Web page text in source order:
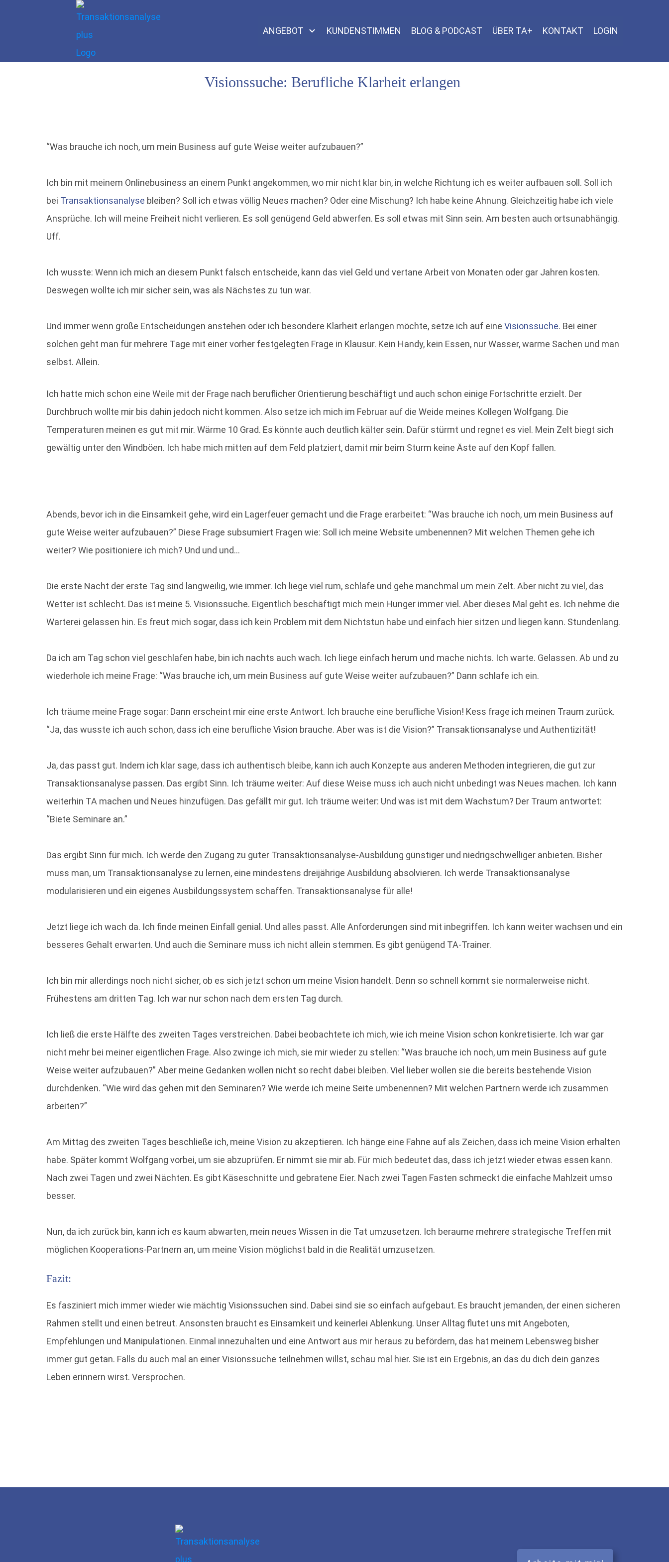
ANGEBOT KUNDENSTIMMEN BLOG & PODCAST ÜBER TA+ KONTAKT LOGIN
Visionssuche: Berufliche Klarheit erlangen
“Was brauche ich noch, um mein Business auf gute Weise weiter aufzubauen?”
Ich bin mit meinem Onlinebusiness an einem Punkt angekommen, wo mir nicht klar bin, in welche Richtung ich es weiter aufbauen soll. Soll ich
bei Transaktionsanalyse bleiben? Soll ich etwas völlig Neues machen? Oder eine Mischung? Ich habe keine Ahnung. Gleichzeitig habe ich viele
Ansprüche. Ich will meine Freiheit nicht verlieren. Es soll genügend Geld abwerfen. Es soll etwas mit Sinn sein. Am besten auch ortsunabhängig.
Uff.
Ich wusste: Wenn ich mich an diesem Punkt falsch entscheide, kann das viel Geld und vertane Arbeit von Monaten oder gar Jahren kosten.
Deswegen wollte ich mir sicher sein, was als Nächstes zu tun war.
Und immer wenn große Entscheidungen anstehen oder ich besondere Klarheit erlangen möchte, setze ich auf eine Visionssuche. Bei einer
solchen geht man für mehrere Tage mit einer vorher festgelegten Frage in Klausur. Kein Handy, kein Essen, nur Wasser, warme Sachen und man
selbst. Allein.
Ich hatte mich schon eine Weile mit der Frage nach beruflicher Orientierung beschäftigt und auch schon einige Fortschritte erzielt. Der
Durchbruch wollte mir bis dahin jedoch nicht kommen. Also setze ich mich im Februar auf die Weide meines Kollegen Wolfgang. Die
Temperaturen meinen es gut mit mir. Wärme 10 Grad. Es könnte auch deutlich kälter sein. Dafür stürmt und regnet es viel. Mein Zelt biegt sich
gewältig unter den Windböen. Ich habe mich mitten auf dem Feld platziert, damit mir beim Sturm keine Äste auf den Kopf fallen.
Abends, bevor ich in die Einsamkeit gehe, wird ein Lagerfeuer gemacht und die Frage erarbeitet: “Was brauche ich noch, um mein Business auf
gute Weise weiter aufzubauen?” Diese Frage subsumiert Fragen wie: Soll ich meine Website umbenennen? Mit welchen Themen gehe ich
weiter? Wie positioniere ich mich? Und und und…
Die erste Nacht der erste Tag sind langweilig, wie immer. Ich liege viel rum, schlafe und gehe manchmal um mein Zelt. Aber nicht zu viel, das
Wetter ist schlecht. Das ist meine 5. Visionssuche. Eigentlich beschäftigt mich mein Hunger immer viel. Aber dieses Mal geht es. Ich nehme die
Warterei gelassen hin. Es freut mich sogar, dass ich kein Problem mit dem Nichtstun habe und einfach hier sitzen und liegen kann. Stundenlang.
Da ich am Tag schon viel geschlafen habe, bin ich nachts auch wach. Ich liege einfach herum und mache nichts. Ich warte. Gelassen. Ab und zu
wiederhole ich meine Frage: “Was brauche ich, um mein Business auf gute Weise weiter aufzubauen?” Dann schlafe ich ein.
Ich träume meine Frage sogar: Dann erscheint mir eine erste Antwort. Ich brauche eine berufliche Vision! Kess frage ich meinen Traum zurück.
“Ja, das wusste ich auch schon, dass ich eine berufliche Vision brauche. Aber was ist die Vision?” Transaktionsanalyse und Authentizität!
Ja, das passt gut. Indem ich klar sage, dass ich authentisch bleibe, kann ich auch Konzepte aus anderen Methoden integrieren, die gut zur
Transaktionsanalyse passen. Das ergibt Sinn. Ich träume weiter: Auf diese Weise muss ich auch nicht unbedingt was Neues machen. Ich kann
weiterhin TA machen und Neues hinzufügen. Das gefällt mir gut. Ich träume weiter: Und was ist mit dem Wachstum? Der Traum antwortet:
“Biete Seminare an.”
Das ergibt Sinn für mich. Ich werde den Zugang zu guter Transaktionsanalyse-Ausbildung günstiger und niedrigschwelliger anbieten. Bisher
muss man, um Transaktionsanalyse zu lernen, eine mindestens dreijährige Ausbildung absolvieren. Ich werde Transaktionsanalyse
modularisieren und ein eigenes Ausbildungssystem schaffen. Transaktionsanalyse für alle!
Jetzt liege ich wach da. Ich finde meinen Einfall genial. Und alles passt. Alle Anforderungen sind mit inbegriffen. Ich kann weiter wachsen und ein
besseres Gehalt erwarten. Und auch die Seminare muss ich nicht allein stemmen. Es gibt genügend TA-Trainer.
Ich bin mir allerdings noch nicht sicher, ob es sich jetzt schon um meine Vision handelt. Denn so schnell kommt sie normalerweise nicht.
Frühestens am dritten Tag. Ich war nur schon nach dem ersten Tag durch.
Ich ließ die erste Hälfte des zweiten Tages verstreichen. Dabei beobachtete ich mich, wie ich meine Vision schon konkretisierte. Ich war gar
nicht mehr bei meiner eigentlichen Frage. Also zwinge ich mich, sie mir wieder zu stellen: “Was brauche ich noch, um mein Business auf gute
Weise weiter aufzubauen?” Aber meine Gedanken wollen nicht so recht dabei bleiben. Viel lieber wollen sie die bereits bestehende Vision
durchdenken. “Wie wird das gehen mit den Seminaren? Wie werde ich meine Seite umbenennen? Mit welchen Partnern werde ich zusammen
arbeiten?”
Am Mittag des zweiten Tages beschließe ich, meine Vision zu akzeptieren. Ich hänge eine Fahne auf als Zeichen, dass ich meine Vision erhalten
habe. Später kommt Wolfgang vorbei, um sie abzuprüfen. Er nimmt sie mir ab. Für mich bedeutet das, dass ich jetzt wieder etwas essen kann.
Nach zwei Tagen und zwei Nächten. Es gibt Käseschnitte und gebratene Eier. Nach zwei Tagen Fasten schmeckt die einfache Mahlzeit umso
besser.
Nun, da ich zurück bin, kann ich es kaum abwarten, mein neues Wissen in die Tat umzusetzen. Ich beraume mehrere strategische Treffen mit
möglichen Kooperations-Partnern an, um meine Vision möglichst bald in die Realität umzusetzen.
Fazit:
Es fasziniert mich immer wieder wie mächtig Visionssuchen sind. Dabei sind sie so einfach aufgebaut. Es braucht jemanden, der einen sicheren
Rahmen stellt und einen betreut. Ansonsten braucht es Einsamkeit und keinerlei Ablenkung. Unser Alltag flutet uns mit Angeboten,
Empfehlungen und Manipulationen. Einmal innezuhalten und eine Antwort aus mir heraus zu befördern, das hat meinem Lebensweg bisher
immer gut getan. Falls du auch mal an einer Visionssuche teilnehmen willst, schau mal hier. Sie ist ein Ergebnis, an das du dich dein ganzes
Leben erinnern wirst. Versprochen.